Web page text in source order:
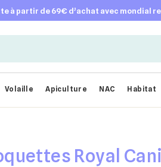
à partir de 69€ d’achat avec mondial
Volaille Apiculture NAC Habitat
Royal